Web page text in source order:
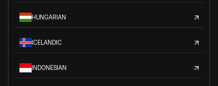
HUNGARIAN
ICELANDIC
INDONESIAN